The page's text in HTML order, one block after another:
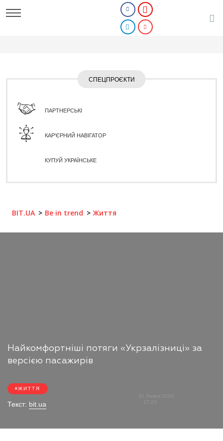
СПЕЦПРОЄКТИ
ПАРТНЕРСЬКІ
КАР'ЄРНИЙ НАВІГАТОР
КУПУЙ УКРАЇНСЬКЕ
BIT.UA Be in trend Життя
Найкомфортніші потяги «Укрзалізниці» за
версією пасажирів
ЖИТТЯ
Текст: bit.ua
31 Липня 2024
17:25